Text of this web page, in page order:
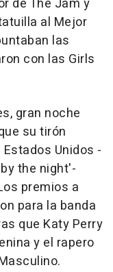
de The Jam y
al Mejor
las
con las Girls
gran noche
su tirón
Unidos -
the night'-
premios a
para la banda
que Katy Perry
y el rapero